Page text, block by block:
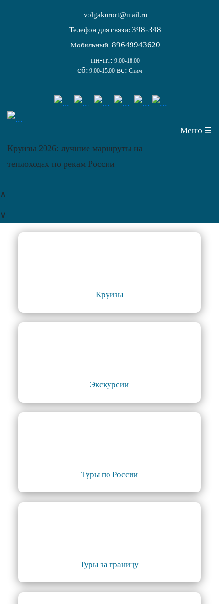
volgakurort@mail.ru
Телефон для связи: 398-348
Мобильный: 89649943620
пн-пт: 9:00-18:00
сб: 9:00-15:00вс: Спим
Меню ☰
Круизы 2026: лучшие маршруты на
теплоходах по рекам России
∧
∨
Круизы
Экскурсии
Туры по России
Туры за границу